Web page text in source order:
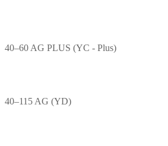
40–60 AG PLUS (YC - Plus)
40–115 AG (YD)